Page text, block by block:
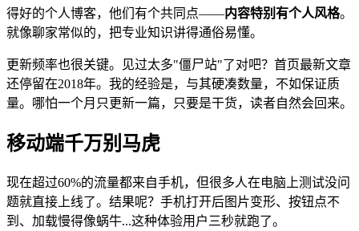
得好的个人博客，他们有个共同点——内容特别有个人风格。
就像聊家常似的，把专业知识讲得通俗易懂。
更新频率也很关键。见过太多"僵尸站"了对吧？首页最新文章
还停留在2018年。我的经验是，与其硬凑数量，不如保证质
量。哪怕一个月只更新一篇，只要是干货，读者自然会回来。
移动端千万别马虎
现在超过60%的流量都来自手机，但很多人在电脑上测试没问
题就直接上线了。结果呢？手机打开后图片变形、按钮点不
到、加载慢得像蜗牛...这种体验用户三秒就跑了。